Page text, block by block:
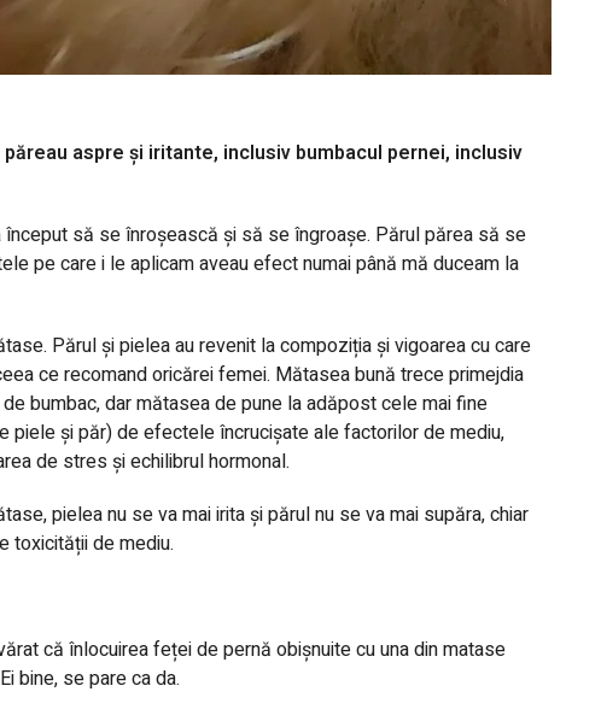
aspre și iritante, inclusiv bumbacul pernei, inclusiv
să se înroșească și să se îngroașe. Părul părea să se
pe care i le aplicam aveau efect numai până mă duceam la
Părul și pielea au revenit la compoziția și vigoarea cu care
ce recomand oricărei femei. Mătasea bună trece primejdia
bumbac, dar mătasea de pune la adăpost cele mai fine
și păr) de efectele încrucișate ale factorilor de mediu,
de stres și echilibrul hormonal.
pielea nu se va mai irita și părul nu se va mai supăra, chiar
toxicității de mediu.
că înlocuirea feței de pernă obișnuite cu una din matase
bine, se pare ca da.